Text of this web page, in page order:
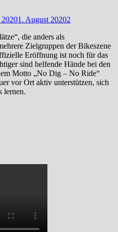
20201. August 20202
die anders als
Zielgruppen der Bikeszene
Eröffnung ist noch für das
sind helfende Hände bei den
Motto „No Dig – No Ride“
vor Ort aktiv unterstützen, sich
lernen.